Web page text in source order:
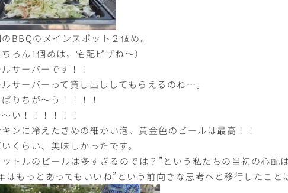
BBQのメインスポット２個め。
ろん1個めは、宅配ピザね〜）
サーバーです！！
サーバーって貸し出ししてもらえるのね…。
りちが〜う！！！！
い！！！！！！
ンに冷えたきめの細かい泡、黄金色のビールは最高！！
くらい、美味しかったです。
トルのビールは多すぎるのでは？”という私たちの当初の心配は
はもっとあってもいいね”という前向きな思考へと移行したこと